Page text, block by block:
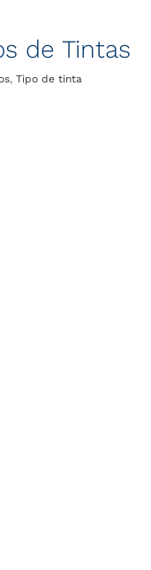
de Tintas
, Tipo de tinta